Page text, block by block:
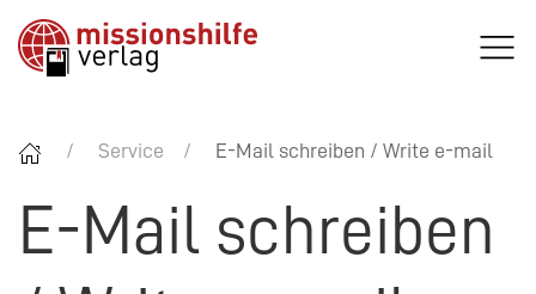
Service E-Mail schreiben / Write e-mail
E-Mail schreiben